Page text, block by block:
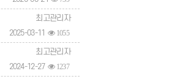
최고관리자
2025-03-11 1055
최고관리자
2024-12-27 1237